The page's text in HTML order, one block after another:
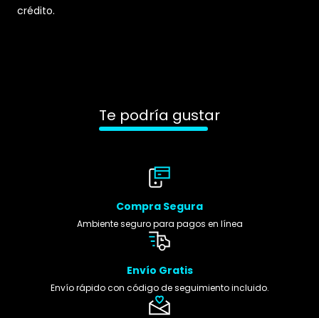
crédito.
Te podría gustar
Compra Segura
Ambiente seguro para pagos en línea
Envío Gratis
Envío rápido con código de seguimiento incluido.